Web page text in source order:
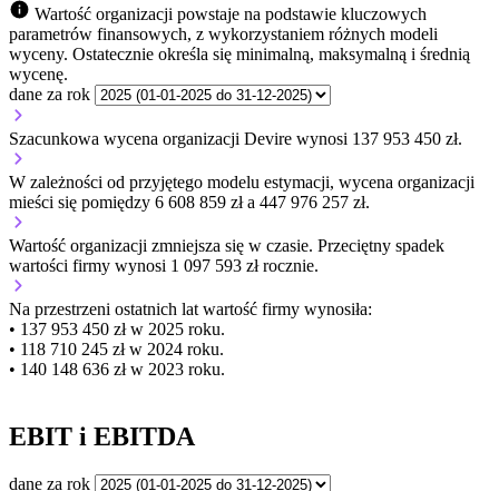
Wartość organizacji powstaje na podstawie kluczowych
parametrów finansowych, z wykorzystaniem różnych modeli
wyceny. Ostatecznie określa się minimalną, maksymalną i średnią
wycenę.
dane za rok
Szacunkowa wycena organizacji Devire wynosi 137 953 450 zł.
W zależności od przyjętego modelu estymacji, wycena organizacji
mieści się pomiędzy 6 608 859 zł a 447 976 257 zł.
Wartość organizacji zmniejsza się w czasie. Przeciętny spadek
wartości firmy wynosi 1 097 593 zł rocznie.
Na przestrzeni ostatnich lat wartość firmy wynosiła:
• 137 953 450 zł w 2025 roku.
• 118 710 245 zł w 2024 roku.
• 140 148 636 zł w 2023 roku.
EBIT i EBITDA
dane za rok